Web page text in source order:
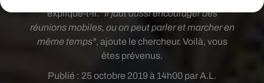
Publié : 25 octobre 2019 à 14h00 par A.L.
explique-t-il."Il faut aussi encourager des
réunions mobiles, ou on peut parler et marcher en
même temps", ajoute le chercheur. Voilà, vous
êtes prévenus.